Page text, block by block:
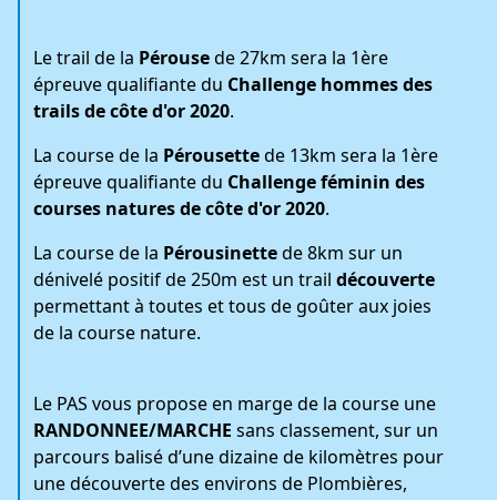
Le trail de la Pérousede 27km sera la 1ère
épreuve qualifiante du Challenge hommes des
trails de côte d'or 2020.
La course de la Pérousettede 13km sera la 1ère
épreuve qualifiante du Challenge féminin des
courses natures de côte d'or 2020.
La course de la Pérousinettede 8km sur un
dénivelé positif de 250m est un trail découverte
permettant à toutes et tous de goûter aux joies
de la course nature.
Le PAS vous propose en marge de la course une
RANDONNEE/MARCHE sans classement, sur un
parcours balisé d’une dizaine de kilomètres pour
une découverte des environs de Plombières,